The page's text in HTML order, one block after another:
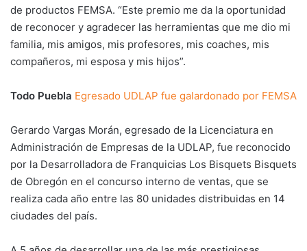
de productos FEMSA. “Este premio me da la oportunidad
de reconocer y agradecer las herramientas que me dio mi
familia, mis amigos, mis profesores, mis coaches, mis
compañeros, mi esposa y mis hijos”.
Todo Puebla Egresado UDLAP fue galardonado por FEMSA
Gerardo Vargas Morán, egresado de la Licenciatura en
Administración de Empresas de la UDLAP, fue reconocido
por la Desarrolladora de Franquicias Los Bisquets Bisquets
de Obregón en el concurso interno de ventas, que se
realiza cada año entre las 80 unidades distribuidas en 14
ciudades del país.